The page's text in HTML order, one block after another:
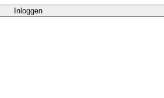
Inloggen